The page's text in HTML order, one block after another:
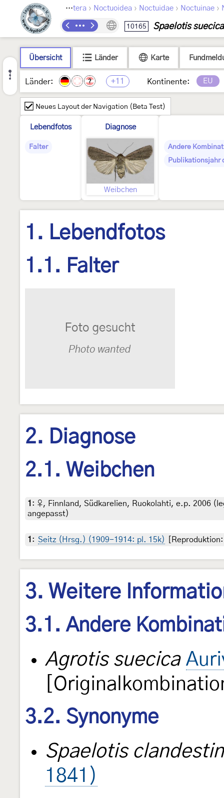
Lepidoptera › Noctuoidea › Noctuidae › Noctuinae ›
10165 Spaelotis suecica
Übersicht Länder Karte
Länder: ? +11 Kontinente: EU
Neues Layout der Navigation (Beta Test)
Lebendfotos
Falter
Diagnose
Weibchen
Andere
Publikationsjahr
1. Lebendfotos
1.1. Falter
2. Diagnose
2.1. Weibchen
1 : ♀, Finnland, Südkarelien, Ruokolahti, e.p. 2006
angepasst)
1 : Seitz (Hrsg.) (1909-1914: pl. 15k)
3. Weitere
3.1. Andere
Agrotis suecica
3.2. Synonyme
Spaelotis
1841)